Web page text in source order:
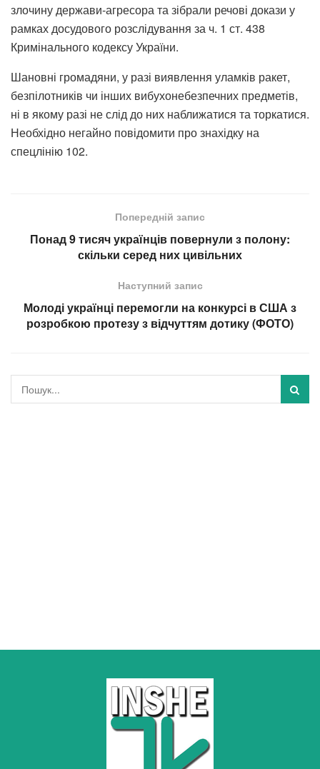
злочину держави-агресора та зібрали речові докази у
рамках досудового розслідування за ч. 1 ст. 438
Кримінального кодексу України.
Шановні громадяни, у разі виявлення уламків ракет,
безпілотників чи інших вибухонебезпечних предметів,
ні в якому разі не слід до них наближатися та торкатися.
Необхідно негайно повідомити про знахідку на
спецлінію 102.
Попередній запис
Понад 9 тисяч українців повернули з полону:
скільки серед них цивільних
Наступний запис
Молоді українці перемогли на конкурсі в США з
розробкою протезу з відчуттям дотику (ФОТО)